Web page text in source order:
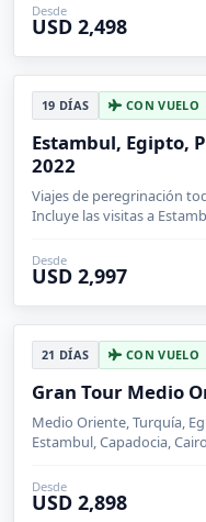
Desde
USD 2,498
19 DÍAS CON VUELO
Estambul, Egipto,
2022
Viajes de peregrinación
Incluye las visitas a
Desde
USD 2,997
21 DÍAS CON VUELO
Gran Tour Medio
Medio Oriente, Turquía,
Estambul, Capadocia,
Dubái, Monte Nebo
Desde
USD 2,898